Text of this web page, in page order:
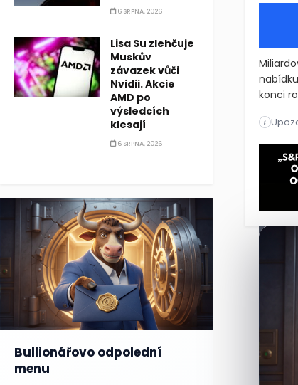
konci
i
6 SRPNA, 2026
Lisa Su zlehčuje
Muskův
závazek vůči
Nvidii. Akcie
AMD po
výsledcích
klesají
6 SRPNA, 2026
Bullionářovo odpolední
menu